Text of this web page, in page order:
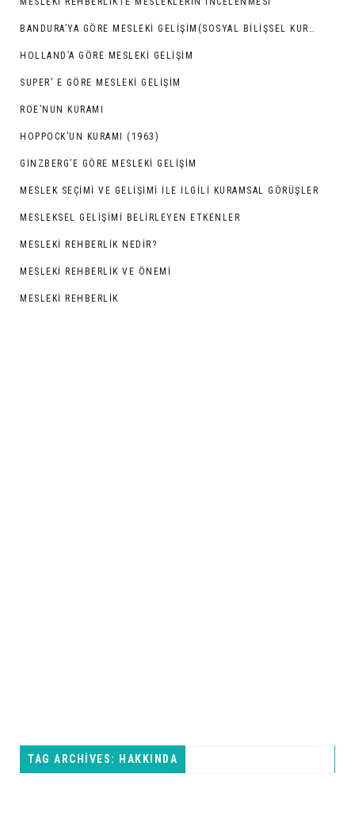
BANDURA’YA GÖRE MESLEKI GELIŞIM(SOSYAL BILIŞSEL KURAM)
HOLLAND’A GÖRE MESLEKI GELIŞIM
SUPER’ E GÖRE MESLEKI GELIŞIM
ROE’NUN KURAMI
HOPPOCK’UN KURAMI (1963)
GINZBERG’E GÖRE MESLEKI GELIŞIM
MESLEK SEÇİMİ VE GELİŞİMİ İLE İLGİLİ KURAMSAL GÖRÜŞLER
MESLEKSEL GELİŞİMİ BELİRLEYEN ETKENLER
MESLEKİ REHBERLİK NEDİR?
MESLEKİ REHBERLİK VE ÖNEMİ
MESLEKİ REHBERLİK
TAG ARCHIVES: HAKKINDA